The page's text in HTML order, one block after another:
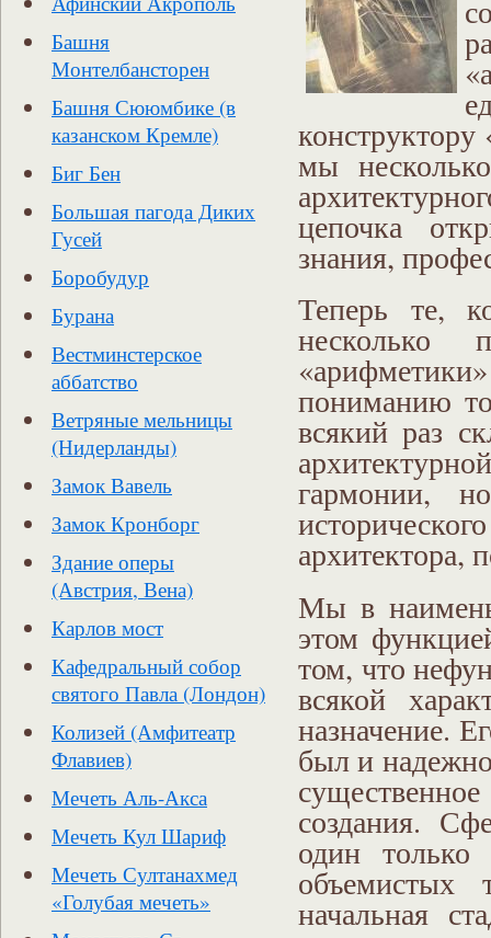
Башня
Монтелбансторен
Башня Сююмбике (в
казанском Кремле)
Биг Бен
Большая пагода Диких
Гусей
Боробудур
Бурана
Вестминстерское
аббатство
Ветряные мельницы
(Нидерланды)
Замок Вавель
Замок Кронборг
Здание оперы
(Австрия, Вена)
Карлов мост
Кафедральный собор
святого Павла (Лондон)
Колизей (Амфитеатр
Флавиев)
Мечеть Аль-Акса
Мечеть Кул Шариф
Мечеть Султанахмед
«Голубая мечеть»
мы
цепочка
знания,
Теперь те,
пониманию
всякий раз
гармонии,
архитектора,
Мы в
этом
том, что
всякой
назначение.
был и
создания.
один
начальная